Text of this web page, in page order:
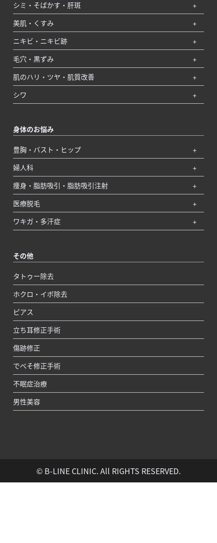
シミ・そばかす・肝斑
美肌・くすみ
ニキビ・ニキビ跡
毛穴・黒ずみ
肌のハリ・ツヤ・肌質改善
シワ
身体のお悩み
豊胸・バスト・ヒップ
婦人科
痩身・脂肪吸引・脂肪吸引注射
医療脱毛
ワキガ・多汗症
その他
タトゥー除去
ホクロ・イボ除去
ピアス
立ち耳修正手術
傷跡修正
でべそ修正手術
不眠症治療
男性美容
© B-LINE CLINIC. All RIGHTS RESERVED.